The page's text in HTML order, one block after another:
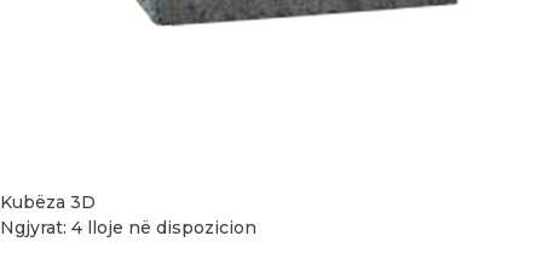
Kubëza 3D
Ngjyrat: 4 lloje në dispozicion